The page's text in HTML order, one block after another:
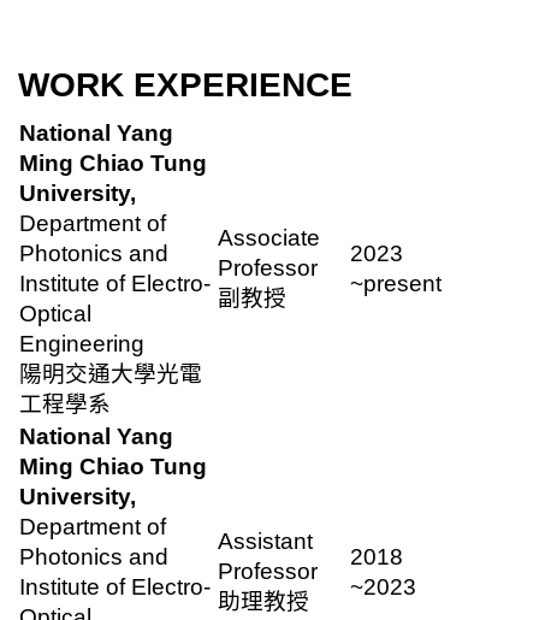
WORK EXPERIENCE
National Yang
Ming Chiao Tung
University,
Department of
Photonics and
Institute of Electro-
Optical
Engineering
陽明交通大學光電
工程學系
Associate
Professor
副教授
2023
~present
National Yang
Ming Chiao Tung
University,
Department of
Photonics and
Institute of Electro-
Assistant
Professor
助理教授
2018
~2023